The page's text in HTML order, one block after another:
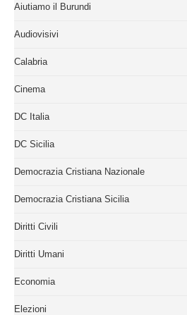
Aiutiamo il Burundi
Audiovisivi
Calabria
Cinema
DC Italia
DC Sicilia
Democrazia Cristiana Nazionale
Democrazia Cristiana Sicilia
Diritti Civili
Diritti Umani
Economia
Elezioni